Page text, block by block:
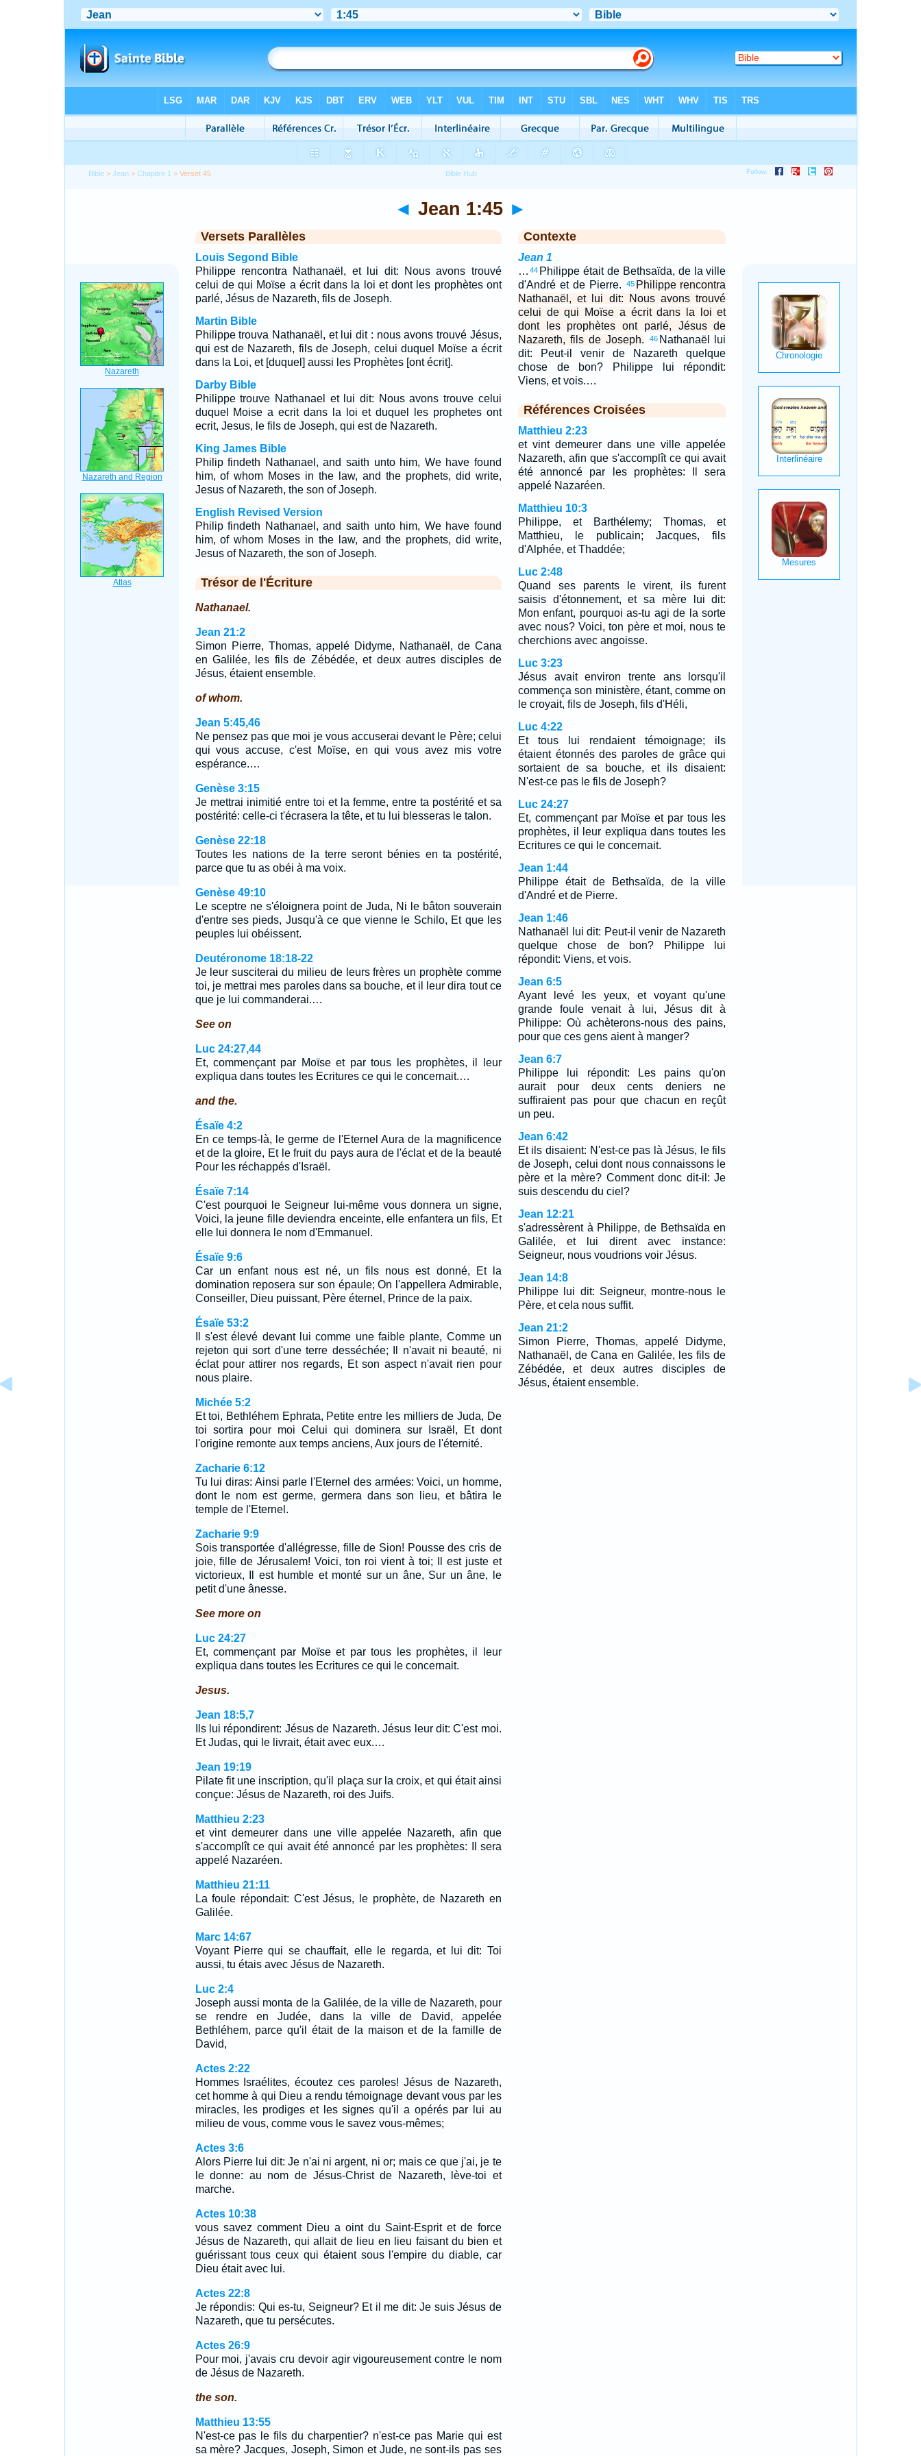
Bible >Jean >Chapitre 1 > Verset 45
◄ Jean 1:45 ►
Versets Parallèles
Louis Segond Bible
Philippe rencontra Nathanaël, et lui dit: Nous avons trouvé
celui de qui Moïse a écrit dans la loi et dont les prophètes ont
parlé, Jésus de Nazareth, fils de Joseph.
Martin Bible
Philippe trouva Nathanaël, et lui dit : nous avons trouvé Jésus,
qui est de Nazareth, fils de Joseph, celui duquel Moïse a écrit
dans la Loi, et [duquel] aussi les Prophètes [ont écrit].
Darby Bible
Philippe trouve Nathanael et lui dit: Nous avons trouve celui
duquel Moise a ecrit dans la loi et duquel les prophetes ont
ecrit, Jesus, le fils de Joseph, qui est de Nazareth.
King James Bible
Philip findeth Nathanael, and saith unto him, We have found
him, of whom Moses in the law, and the prophets, did write,
Jesus of Nazareth, the son of Joseph.
English Revised Version
Philip findeth Nathanael, and saith unto him, We have found
him, of whom Moses in the law, and the prophets, did write,
Jesus of Nazareth, the son of Joseph.
Trésor de l'Écriture
Nathanael.
Jean 21:2
Simon Pierre, Thomas, appelé Didyme, Nathanaël, de Cana
en Galilée, les fils de Zébédée, et deux autres disciples de
Jésus, étaient ensemble.
of whom.
Jean 5:45,46
Ne pensez pas que moi je vous accuserai devant le Père; celui
qui vous accuse, c'est Moïse, en qui vous avez mis votre
espérance.…
Genèse 3:15
Je mettrai inimitié entre toi et la femme, entre ta postérité et sa
postérité: celle-ci t'écrasera la tête, et tu lui blesseras le talon.
Genèse 22:18
Toutes les nations de la terre seront bénies en ta postérité,
parce que tu as obéi à ma voix.
Genèse 49:10
Le sceptre ne s'éloignera point de Juda, Ni le bâton souverain
d'entre ses pieds, Jusqu'à ce que vienne le Schilo, Et que les
peuples lui obéissent.
Deutéronome 18:18-22
Je leur susciterai du milieu de leurs frères un prophète comme
toi, je mettrai mes paroles dans sa bouche, et il leur dira tout ce
que je lui commanderai.…
See on
Luc 24:27,44
Et, commençant par Moïse et par tous les prophètes, il leur
expliqua dans toutes les Ecritures ce qui le concernait.…
and the.
Ésaïe 4:2
En ce temps-là, le germe de l'Eternel Aura de la magnificence
et de la gloire, Et le fruit du pays aura de l'éclat et de la beauté
Pour les réchappés d'Israël.
Ésaïe 7:14
C'est pourquoi le Seigneur lui-même vous donnera un signe,
Voici, la jeune fille deviendra enceinte, elle enfantera un fils, Et
elle lui donnera le nom d'Emmanuel.
Ésaïe 9:6
Car un enfant nous est né, un fils nous est donné, Et la
domination reposera sur son épaule; On l'appellera Admirable,
Conseiller, Dieu puissant, Père éternel, Prince de la paix.
Ésaïe 53:2
Il s'est élevé devant lui comme une faible plante, Comme un
rejeton qui sort d'une terre desséchée; Il n'avait ni beauté, ni
éclat pour attirer nos regards, Et son aspect n'avait rien pour
nous plaire.
Michée 5:2
Et toi, Bethléhem Ephrata, Petite entre les milliers de Juda, De
toi sortira pour moi Celui qui dominera sur Israël, Et dont
l'origine remonte aux temps anciens, Aux jours de l'éternité.
Zacharie 6:12
Tu lui diras: Ainsi parle l'Eternel des armées: Voici, un homme,
dont le nom est germe, germera dans son lieu, et bâtira le
temple de l'Eternel.
Zacharie 9:9
Sois transportée d'allégresse, fille de Sion! Pousse des cris de
joie, fille de Jérusalem! Voici, ton roi vient à toi; Il est juste et
victorieux, Il est humble et monté sur un âne, Sur un âne, le
petit d'une ânesse.
See more on
Luc 24:27
Et, commençant par Moïse et par tous les prophètes, il leur
expliqua dans toutes les Ecritures ce qui le concernait.
Jesus.
Jean 18:5,7
Ils lui répondirent: Jésus de Nazareth. Jésus leur dit: C'est moi.
Et Judas, qui le livrait, était avec eux.…
Jean 19:19
Pilate fit une inscription, qu'il plaça sur la croix, et qui était ainsi
conçue: Jésus de Nazareth, roi des Juifs.
Matthieu 2:23
et vint demeurer dans une ville appelée Nazareth, afin que
s'accomplît ce qui avait été annoncé par les prophètes: Il sera
appelé Nazaréen.
Matthieu 21:11
La foule répondait: C'est Jésus, le prophète, de Nazareth en
Galilée.
Marc 14:67
Voyant Pierre qui se chauffait, elle le regarda, et lui dit: Toi
aussi, tu étais avec Jésus de Nazareth.
Luc 2:4
Joseph aussi monta de la Galilée, de la ville de Nazareth, pour
se rendre en Judée, dans la ville de David, appelée
Bethléhem, parce qu'il était de la maison et de la famille de
David,
Actes 2:22
Hommes Israélites, écoutez ces paroles! Jésus de Nazareth,
cet homme à qui Dieu a rendu témoignage devant vous par les
miracles, les prodiges et les signes qu'il a opérés par lui au
milieu de vous, comme vous le savez vous-mêmes;
Actes 3:6
Alors Pierre lui dit: Je n'ai ni argent, ni or; mais ce que j'ai, je te
le donne: au nom de Jésus-Christ de Nazareth, lève-toi et
marche.
Actes 10:38
vous savez comment Dieu a oint du Saint-Esprit et de force
Jésus de Nazareth, qui allait de lieu en lieu faisant du bien et
guérissant tous ceux qui étaient sous l'empire du diable, car
Dieu était avec lui.
Actes 22:8
Je répondis: Qui es-tu, Seigneur? Et il me dit: Je suis Jésus de
Nazareth, que tu persécutes.
Actes 26:9
Pour moi, j'avais cru devoir agir vigoureusement contre le nom
de Jésus de Nazareth.
the son.
Matthieu 13:55
N'est-ce pas le fils du charpentier? n'est-ce pas Marie qui est
sa mère? Jacques, Joseph, Simon et Jude, ne sont-ils pas ses
Contexte
Jean 1
… 44 Philippe était de Bethsaïda, de la ville
d'André et de Pierre.
45 Philippe rencontra
Nathanaël, et lui dit: Nous avons trouvé
celui de qui Moïse a écrit dans la loi et
dont les prophètes ont parlé, Jésus de
Nazareth, fils de Joseph.
46 Nathanaël lui
dit: Peut-il venir de Nazareth quelque
chose de bon? Philippe lui répondit:
Viens, et vois.…
Références Croisées
Matthieu 2:23
et vint demeurer dans une ville appelée
Nazareth, afin que s'accomplît ce qui avait
été annoncé par les prophètes: Il sera
appelé Nazaréen.
Matthieu 10:3
Philippe, et Barthélemy; Thomas, et
Matthieu, le publicain; Jacques, fils
d'Alphée, et Thaddée;
Luc 2:48
Quand ses parents le virent, ils furent
saisis d'étonnement, et sa mère lui dit:
Mon enfant, pourquoi as-tu agi de la sorte
avec nous? Voici, ton père et moi, nous te
cherchions avec angoisse.
Luc 3:23
Jésus avait environ trente ans lorsqu'il
commença son ministère, étant, comme on
le croyait, fils de Joseph, fils d'Héli,
Luc 4:22
Et tous lui rendaient témoignage; ils
étaient étonnés des paroles de grâce qui
sortaient de sa bouche, et ils disaient:
N'est-ce pas le fils de Joseph?
Luc 24:27
Et, commençant par Moïse et par tous les
prophètes, il leur expliqua dans toutes les
Ecritures ce qui le concernait.
Jean 1:44
Philippe était de Bethsaïda, de la ville
d'André et de Pierre.
Jean 1:46
Nathanaël lui dit: Peut-il venir de Nazareth
quelque chose de bon? Philippe lui
répondit: Viens, et vois.
Jean 6:5
Ayant levé les yeux, et voyant qu'une
grande foule venait à lui, Jésus dit à
Philippe: Où achèterons-nous des pains,
pour que ces gens aient à manger?
Jean 6:7
Philippe lui répondit: Les pains qu'on
aurait pour deux cents deniers ne
suffiraient pas pour que chacun en reçût
un peu.
Jean 6:42
Et ils disaient: N'est-ce pas là Jésus, le fils
de Joseph, celui dont nous connaissons le
père et la mère? Comment donc dit-il: Je
suis descendu du ciel?
Jean 12:21
s'adressèrent à Philippe, de Bethsaïda en
Galilée, et lui dirent avec instance:
Seigneur, nous voudrions voir Jésus.
Jean 14:8
Philippe lui dit: Seigneur, montre-nous le
Père, et cela nous suffit.
Jean 21:2
Simon Pierre, Thomas, appelé Didyme,
Nathanaël, de Cana en Galilée, les fils de
Zébédée, et deux autres disciples de
Jésus, étaient ensemble.